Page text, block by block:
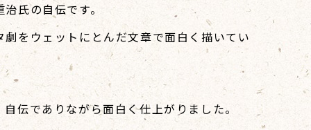
氏の自伝です。
をウェットにとんだ文章で面白く描いてい
伝でありながら面白く仕上がりました。